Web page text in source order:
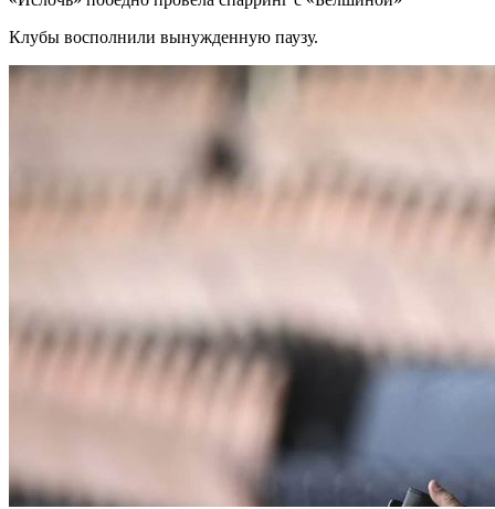
Клубы восполнили вынужденную паузу.